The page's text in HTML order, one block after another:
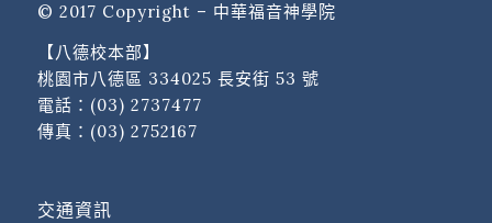
© 2017 Copyright – 中華福音神學院
【八德校本部】
桃園市八德區 334025 長安街 53 號
電話： (03) 2737477
傳真：(03) 2752167
交通資訊